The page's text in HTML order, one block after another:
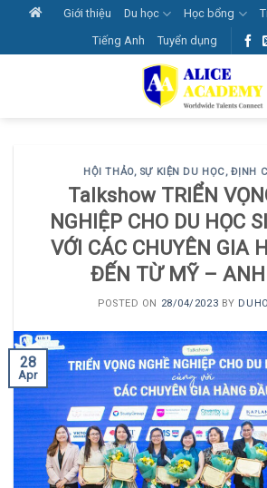
content
Giới thiệu Du học Học bổng
Tiếng Anh
Tuyển dụng
HỘI THẢO, SỰ KIỆN DU HỌC, ĐỊNH
Talkshow TRIỂN
NGHIỆP CHO DU HỌC
VỚI CÁC CHUYÊN GIA
ĐẾN TỪ MỸ –
POSTED ON 28/04/2023 BY
28
Apr